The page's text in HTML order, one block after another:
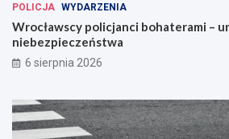
POLICJA WYDARZENIA
Wrocławscy policjanci bohaterami –
niebezpieczeństwa
6 sierpnia 2026